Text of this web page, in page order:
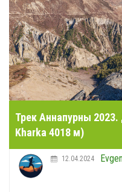
Трек Аннапурны
Kharka 4018 м)
12.04.2024